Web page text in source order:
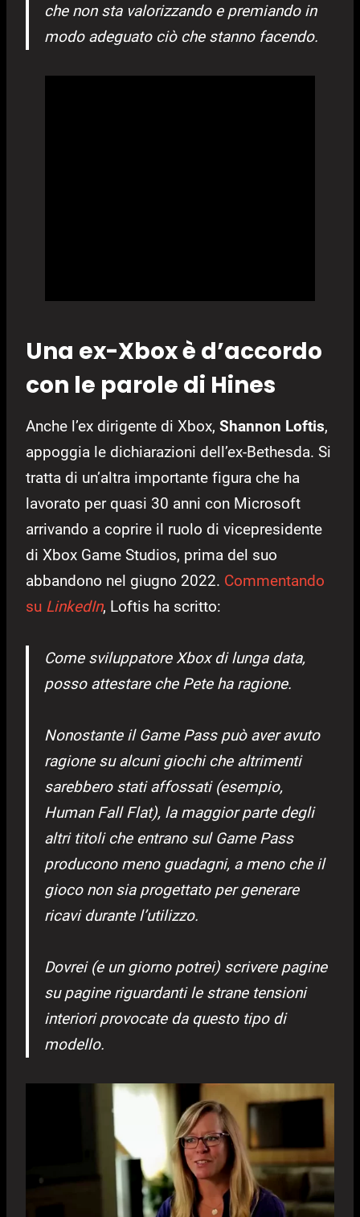
che non sta valorizzando e premiando in
modo adeguato ciò che stanno facendo.
Una ex-Xbox è d’accordo
con le parole di Hines
Anche l’ex dirigente di Xbox, Shannon Loftis,
appoggia le dichiarazioni dell’ex-Bethesda. Si
tratta di un’altra importante figura che ha
lavorato per quasi 30 anni con Microsoft
arrivando a coprire il ruolo di vicepresidente
di Xbox Game Studios, prima del suo
abbandono nel giugno 2022. Commentando
su LinkedIn, Loftis ha scritto:
Come sviluppatore Xbox di lunga data,
posso attestare che Pete ha ragione.
Nonostante il Game Pass può aver avuto
ragione su alcuni giochi che altrimenti
sarebbero stati affossati (esempio,
Human Fall Flat), la maggior parte degli
altri titoli che entrano sul Game Pass
producono meno guadagni, a meno che il
gioco non sia progettato per generare
ricavi durante l’utilizzo.
Dovrei (e un giorno potrei) scrivere pagine
su pagine riguardanti le strane tensioni
interiori provocate da questo tipo di
modello.